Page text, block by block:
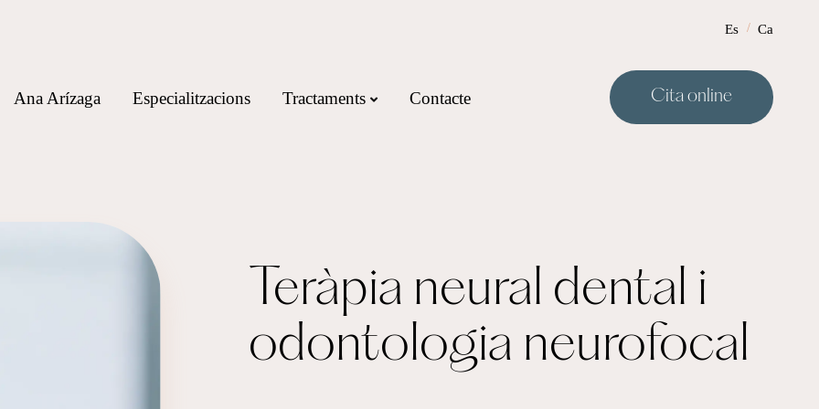
Es Ca
Ana Arízaga Especialitzacions Tractaments Contacte Cita online
Teràpia neural dental i
odontologia neurofocal